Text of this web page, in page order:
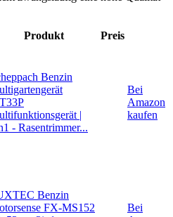
Produkt Preis
Benzin
|
- Rasentrimmer...
Bei
Amazon
kaufen
Benzin
FX-MS152
Bei